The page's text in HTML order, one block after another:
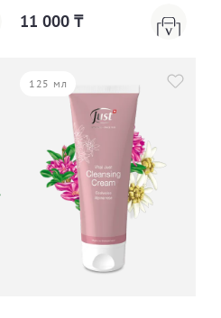
11 000 ₸
125 мл